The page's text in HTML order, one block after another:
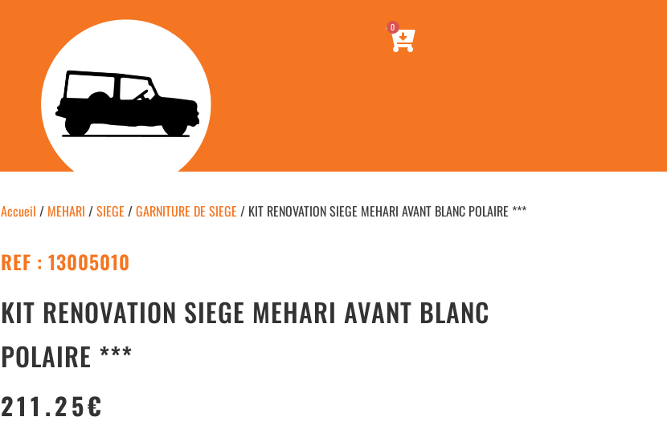
0
Accueil / MEHARI /SIEGE /GARNITURE DE SIEGE / KIT RENOVATION SIEGE MEHARI AVANT BLANC POLAIRE ***
REF : 13005010
KIT RENOVATION SIEGE MEHARI AVANT BLANC
POLAIRE ***
211.25€